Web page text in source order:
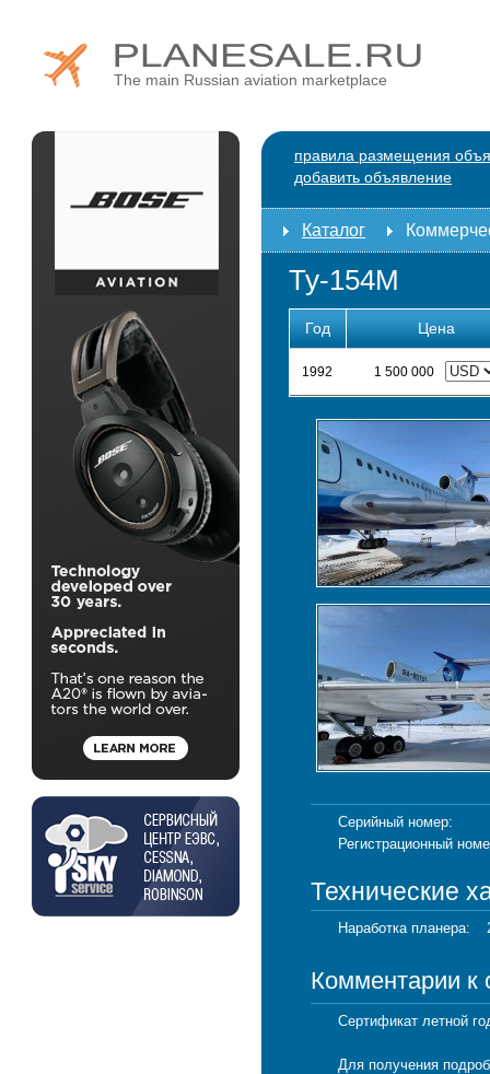
The main Russian aviation marketplace
правила размещения
добавить объявление
Каталог
Ту-154М
Год Цена
1992 1 500 000
Серийный номер:
Регистрационный
Технические
Наработка планера:
Комментарии к
Сертификат летной
Для получения